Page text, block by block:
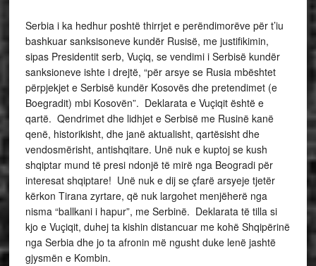
Serbia i ka hedhur poshtë thirrjet e perëndimorëve për t’iu
bashkuar sanksisoneve kundër Rusisë, me justifikimin,
sipas Presidentit serb, Vuçiq, se vendimi i Serbisë kundër
sanksioneve ishte i drejtë, “për arsye se Rusia mbështet
përpjekjet e Serbisë kundër Kosovës dhe pretendimet (e
Boegradit) mbi Kosovën”. Deklarata e Vuçiqit është e
qartë. Qendrimet dhe lidhjet e Serbisë me Rusinë kanë
qenë, historikisht, dhe janë aktualisht, qartësisht dhe
vendosmërisht, antishqitare. Unë nuk e kuptoj se kush
shqiptar mund të presi ndonjë të mirë nga Beogradi për
interesat shqiptare! Unë nuk e dij se çfarë arsyeje tjetër
kërkon Tirana zyrtare, që nuk largohet menjëherë nga
nisma “ballkani i hapur”, me Serbinë. Deklarata të tilla si
kjo e Vuçiqit, duhej ta kishin distancuar me kohë Shqipërinë
nga Serbia dhe jo ta afronin më ngusht duke lenë jashtë
gjysmën e Kombin.